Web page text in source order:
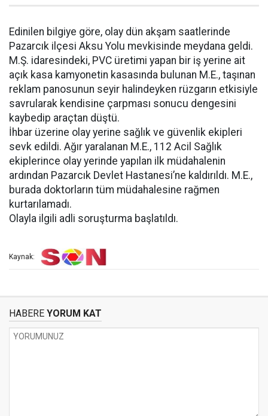
Edinilen bilgiye göre, olay dün akşam saatlerinde
Pazarcık ilçesi Aksu Yolu mevkisinde meydana geldi.
M.Ş. idaresindeki, PVC üretimi yapan bir iş yerine ait
açık kasa kamyonetin kasasında bulunan M.E., taşınan
reklam panosunun seyir halindeyken rüzgarın etkisiyle
savrularak kendisine çarpması sonucu dengesini
kaybedip araçtan düştü.
İhbar üzerine olay yerine sağlık ve güvenlik ekipleri
sevk edildi. Ağır yaralanan M.E., 112 Acil Sağlık
ekiplerince olay yerinde yapılan ilk müdahalenin
ardından Pazarcık Devlet Hastanesi’ne kaldırıldı. M.E.,
burada doktorların tüm müdahalesine rağmen
kurtarılamadı.
Olayla ilgili adli soruşturma başlatıldı.
Kaynak:
HABERE YORUM KAT